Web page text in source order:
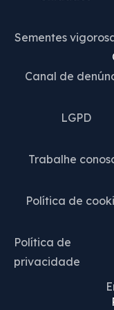
Sementes
Canal de
LGPD
Trabalhe
Política de
Política de
privacidade